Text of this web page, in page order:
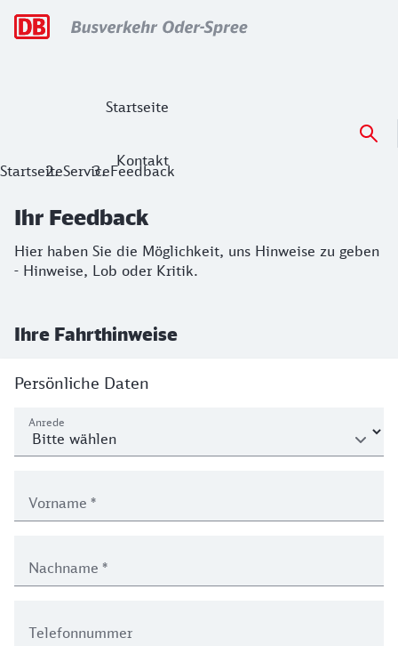
Startseite
Kontakt
Hauptnavigation
Ihr Feedback
StartseiteServiceFeedback
Ihr Feedback
Hier haben Sie die Möglichkeit, uns Hinweise zu geben
- Hinweise, Lob oder Kritik.
Ihre Fahrthinweise
Persönliche Daten
Anrede
Vorname *
Nachname *
Telefonnummer